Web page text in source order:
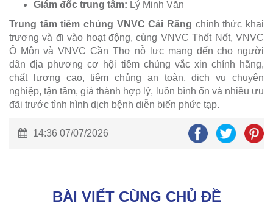
Giám đốc trung tâm: Lý Minh Văn
Trung tâm tiêm chủng VNVC Cái Răng chính thức khai
trương và đi vào hoạt động, cùng VNVC Thốt Nốt, VNVC
Ô Môn và VNVC Cần Thơ nỗ lực mang đến cho người
dân địa phương cơ hội tiêm chủng vắc xin chính hãng,
chất lượng cao, tiêm chủng an toàn, dịch vụ chuyên
nghiệp, tận tâm, giá thành hợp lý, luôn bình ổn và nhiều ưu
đãi trước tình hình dịch bệnh diễn biến phức tạp.
14:36 07/07/2026
BÀI VIẾT CÙNG CHỦ ĐỀ